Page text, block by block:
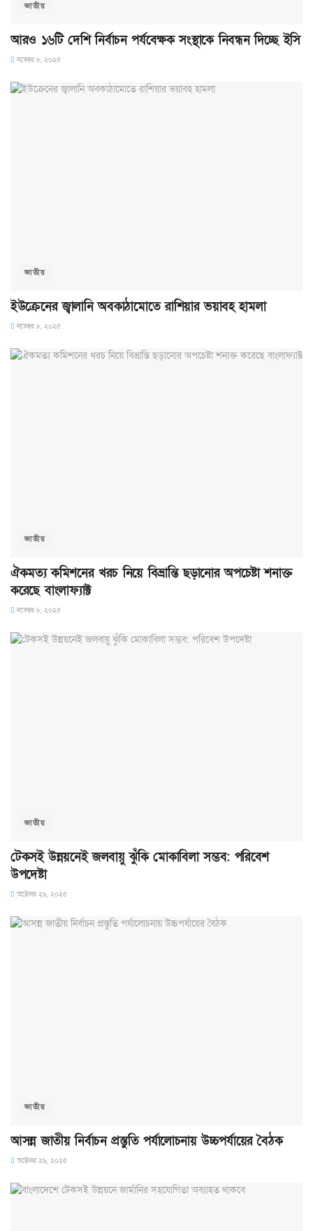
জাতীয়
আরও ১৬টি দেশি নির্বাচন পর্যবেক্ষক সংস্থাকে নিবন্ধন দিচ্ছে ইসি
নভেম্বর ৮, ২০২৫
জাতীয়
ইউক্রেনের জ্বালানি অবকাঠামোতে রাশিয়ার ভয়াবহ হামলা
নভেম্বর ৮, ২০২৫
জাতীয়
ঐকমত্য কমিশনের খরচ নিয়ে বিভ্রান্তি ছড়ানোর অপচেষ্টা শনাক্ত
করেছে বাংলাফ্যাক্ট
নভেম্বর ৮, ২০২৫
জাতীয়
টেকসই উন্নয়নেই জলবায়ু ঝুঁকি মোকাবিলা সম্ভব: পরিবেশ
উপদেষ্টা
অক্টোবর ২৯, ২০২৫
জাতীয়
আসন্ন জাতীয় নির্বাচন প্রস্তুতি পর্যালোচনায় উচ্চপর্যায়ের বৈঠক
অক্টোবর ২৯, ২০২৫